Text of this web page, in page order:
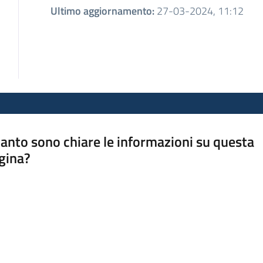
Ultimo aggiornamento:27-03-2024, 11:12
sono chiare le informazioni su questa